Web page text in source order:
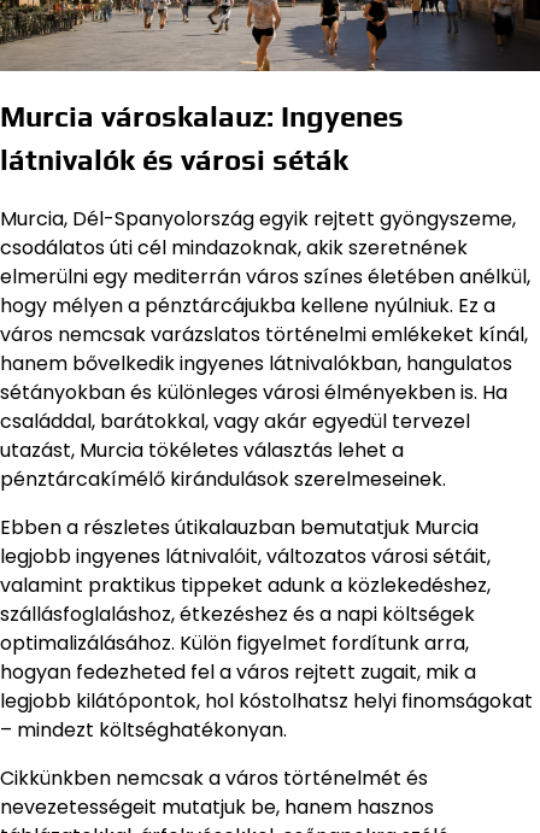
Murcia városkalauz: Ingyenes
látnivalók és városi séták
Murcia, Dél-Spanyolország egyik rejtett gyöngyszeme,
csodálatos úti cél mindazoknak, akik szeretnének
elmerülni egy mediterrán város színes életében anélkül,
hogy mélyen a pénztárcájukba kellene nyúlniuk. Ez a
város nemcsak varázslatos történelmi emlékeket kínál,
hanem bővelkedik ingyenes látnivalókban, hangulatos
sétányokban és különleges városi élményekben is. Ha
családdal, barátokkal, vagy akár egyedül tervezel
utazást, Murcia tökéletes választás lehet a
pénztárcakímélő kirándulások szerelmeseinek.
Ebben a részletes útikalauzban bemutatjuk Murcia
legjobb ingyenes látnivalóit, változatos városi sétáit,
valamint praktikus tippeket adunk a közlekedéshez,
szállásfoglaláshoz, étkezéshez és a napi költségek
optimalizálásához. Külön figyelmet fordítunk arra,
hogyan fedezheted fel a város rejtett zugait, mik a
legjobb kilátópontok, hol kóstolhatsz helyi finomságokat
– mindezt költséghatékonyan.
Cikkünkben nemcsak a város történelmét és
nevezetességeit mutatjuk be, hanem hasznos